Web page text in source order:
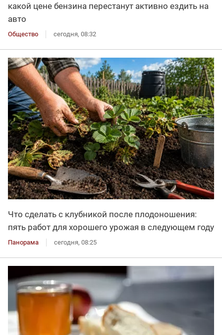
какой цене бензина перестанут активно ездить на
авто
Общество сегодня, 08:32
Что сделать с клубникой после плодоношения:
пять работ для хорошего урожая в следующем году
Панорама сегодня, 08:25